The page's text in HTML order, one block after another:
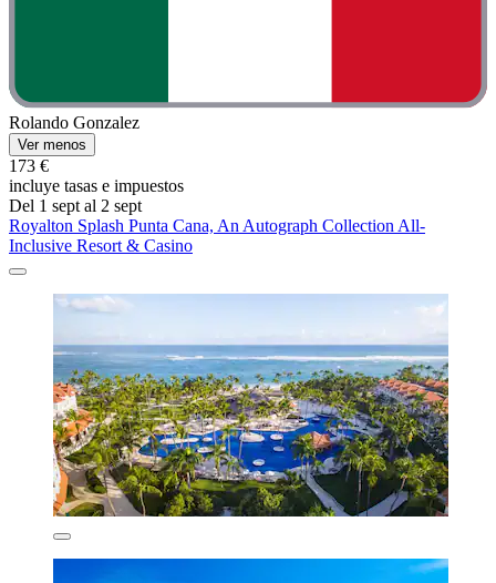
Rolando Gonzalez
Ver menos
173 €
incluye tasas e impuestos
Del 1 sept al 2 sept
Royalton Splash Punta Cana, An Autograph Collection All-
Inclusive Resort & Casino